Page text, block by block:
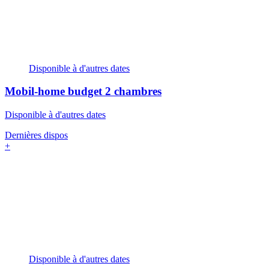
Disponible à d'autres dates
Mobil-home budget2 chambres
Disponible à d'autres dates
Dernières dispos
+
Disponible à d'autres dates